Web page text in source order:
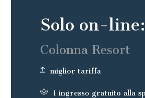
Solo on-line:
Colonna Resort
miglior tariffa
1 ingresso gratuito alla